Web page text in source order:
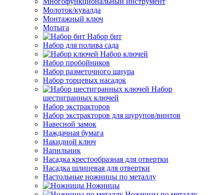
Молоток/кувалда
Монтажный ключ
Мотыга
Набор бит
Набор для полива сада
Набор ключей
Набор пробойников
Набор разметочного шнура
Набор торцевых насадок
Набор
шестигранных ключей
Набор экстракторов
Набор экстракторов для шурупов/винтов
Навесной замок
Наждачная бумага
Накидной ключ
Напильник
Насадка крестообразная для отвертки
Насадка шлицевая для отвертки
Настольные ножницы по металлу
Ножницы